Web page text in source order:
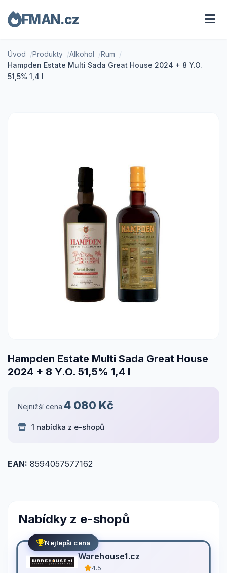
FMAN.cz
Úvod Produkty Alkohol
Rum
Hampden Estate Multi Sada Great House 2024 + 8 Y.O.
51,5% 1,4 l
Hampden Estate Multi Sada Great House
2024 + 8 Y.O. 51,5% 1,4 l
Nejnižší cena:4 080 Kč
1 nabídka z e-shopů
EAN: 8594057577162
Nabídky z e-shopů
Nejlepší cena
Warehouse1.cz
4.5